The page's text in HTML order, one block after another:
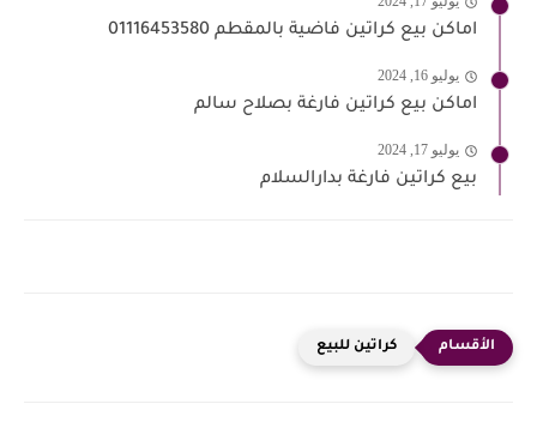
اماكن بيع كراتين فاضية بالمقطم 01116453580
يوليو 16, 2024
اماكن بيع كراتين فارغة بصلاح سالم
يوليو 17, 2024
بيع كراتين فارغة بدارالسلام
كراتين للبيع